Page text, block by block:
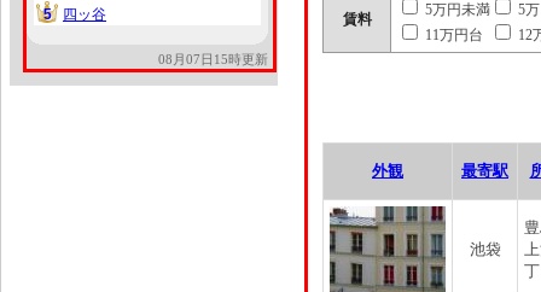
5
5 四ッ谷
08月07日15時更新
賃料
5万円未満
5
11万円台
12
外観 最寄駅
池袋